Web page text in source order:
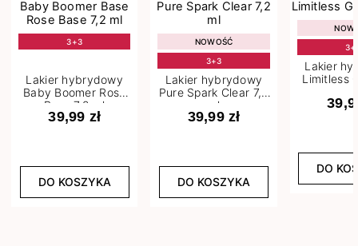
3+3
Lakier hybrydowy
Baby Boomer Rose
Base 7,2 ml
39,99 zł
DO KOSZYKA
NOWOŚĆ
3+3
Lakier hybrydowy
Pure Spark Clear 7,2
ml
39,99 zł
DO KOSZYKA
Lakier
Limitless
DO